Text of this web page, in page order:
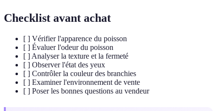
Checklist avant achat
[ ] Vérifier l'apparence du poisson
[ ] Évaluer l'odeur du poisson
[ ] Analyser la texture et la fermeté
[ ] Observer l'état des yeux
[ ] Contrôler la couleur des branchies
[ ] Examiner l'environnement de vente
[ ] Poser les bonnes questions au vendeur